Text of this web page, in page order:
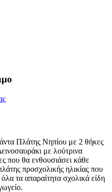
Πλάτης Νηπίου με 2 θήκες
με λούτρινα
που θα ενθουσιάσει κάθε
προσχολικής ηλικίας που
τα απαραίτητα σχολικά είδη